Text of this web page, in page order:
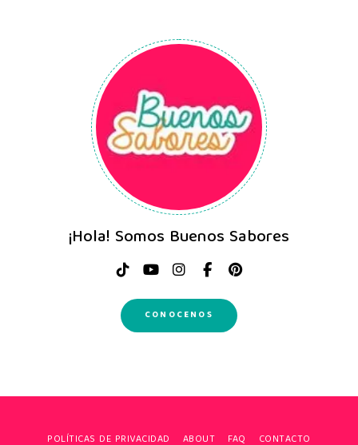
¡Hola! Somos Buenos Sabores
CONOCENOS
POLÍTICAS DE PRIVACIDAD ABOUT FAQ CONTACTO